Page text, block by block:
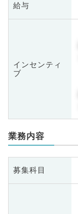
給与
インセンティ
ブ
業務内容
募集科目